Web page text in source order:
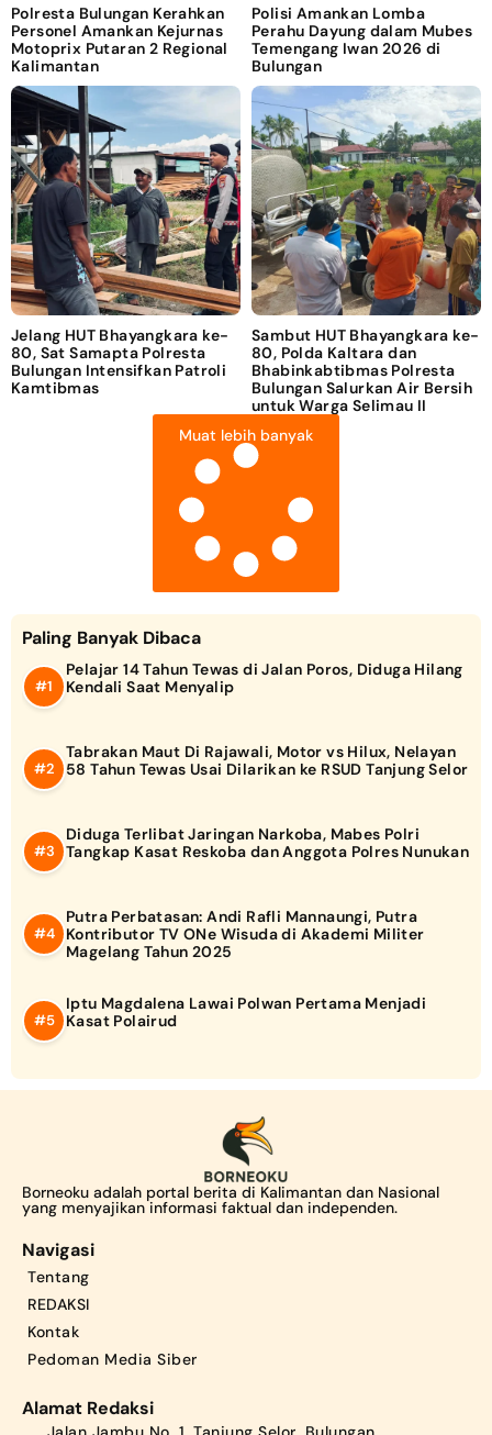
Polresta Bulungan Kerahkan
Personel Amankan Kejurnas
Motoprix Putaran 2 Regional
Kalimantan
Polisi Amankan Lomba
Perahu Dayung dalam Mubes
Temengang Iwan 2026 di
Bulungan
Jelang HUT Bhayangkara ke-
80, Sat Samapta Polresta
Bulungan Intensifkan Patroli
Kamtibmas
Sambut HUT Bhayangkara ke-
80, Polda Kaltara dan
Bhabinkabtibmas Polresta
Bulungan Salurkan Air Bersih
untuk Warga Selimau II
Muat lebih banyak
Paling Banyak Dibaca
Pelajar 14 Tahun Tewas di Jalan Poros, Diduga Hilang
Kendali Saat Menyalip
Tabrakan Maut Di Rajawali, Motor vs Hilux, Nelayan
58 Tahun Tewas Usai Dilarikan ke RSUD Tanjung Selor
Diduga Terlibat Jaringan Narkoba, Mabes Polri
Tangkap Kasat Reskoba dan Anggota Polres Nunukan
Putra Perbatasan: Andi Rafli Mannaungi, Putra
Kontributor TV ONe Wisuda di Akademi Militer
Magelang Tahun 2025
Iptu Magdalena Lawai Polwan Pertama Menjadi
Kasat Polairud
Borneoku adalah portal berita di Kalimantan dan Nasional
yang menyajikan informasi faktual dan independen.
Navigasi
Tentang
REDAKSI
Kontak
Pedoman Media Siber
Alamat Redaksi